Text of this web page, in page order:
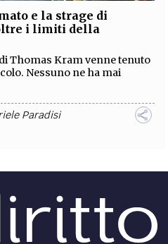
e la strage di
i limiti della
Thomas Kram venne tenuto
Nessuno ne ha mai
Paradisi